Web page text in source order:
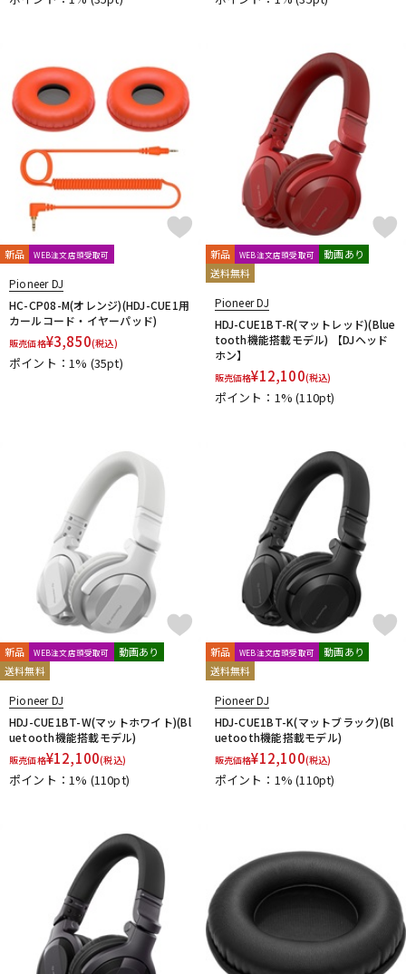
新品 WEB注文店頭受取可
Pioneer DJ
HC-CP08-M(オレンジ)(HDJ-CUE1用
カールコード・イヤーパッド)
販売価格¥3,850(税込)
ポイント：1% (35pt)
新品 WEB注文店頭受取可
動画あり
送料無料
Pioneer DJ
HDJ-CUE1BT-R(マットレッド)(Blue
tooth機能搭載モデル) 【DJヘッド
ホン】
販売価格¥12,100(税込)
ポイント：1%(110pt)
新品 WEB注文店頭受取可
動画あり
送料無料
Pioneer DJ
HDJ-CUE1BT-W(マットホワイト)(Bl
uetooth機能搭載モデル)
販売価格¥12,100(税込)
ポイント：1% (110pt)
新品 WEB注文店頭受取可
動画あり
送料無料
Pioneer DJ
HDJ-CUE1BT-K(マットブラック)(Bl
uetooth機能搭載モデル)
販売価格¥12,100(税込)
ポイント：1%(110pt)